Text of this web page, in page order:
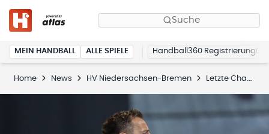
Suche
MEIN HANDBALL ALLE SPIELE Handball360 Registrierung
Home News HV Niedersachsen-Bremen Letzte Chance: Jetzt noch anmelden für das HVNB/Hildesheimer-Trainerseminar Spezial